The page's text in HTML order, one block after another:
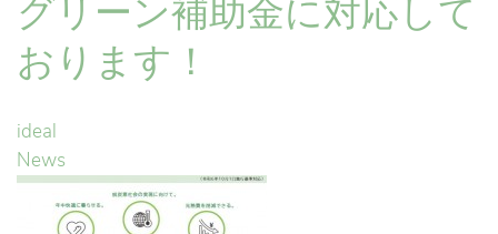
おります！
ideal
News